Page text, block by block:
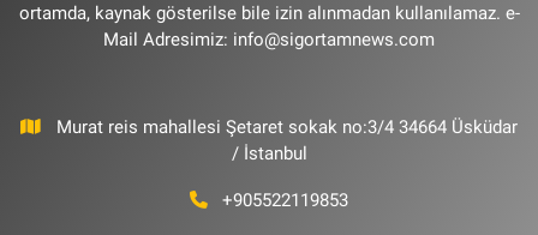
ortamda, kaynak gösterilse bile izin alınmadan kullanılamaz. e-
Mail Adresimiz: info@sigortamnews.com
Murat reis mahallesi Şetaret sokak no:3/4 34664 Üsküdar
/ İstanbul
+905522119853